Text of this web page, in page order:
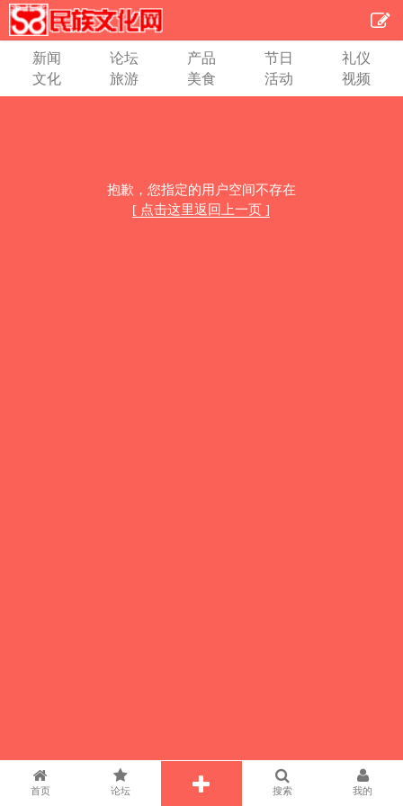
新闻 论坛 产品 节日
礼仪
文化
旅游 美食 活动 视频
抱歉，您指定的用户空间不存在
[ 点击这里返回上一页 ]
首页 论坛 搜索 我的